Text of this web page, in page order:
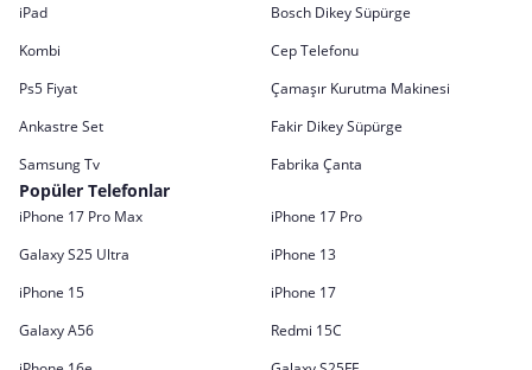
iPad
Bosch Dikey Süpürge
Kombi
Cep Telefonu
Ps5 Fiyat
Çamaşır Kurutma Makinesi
Ankastre Set
Fakir Dikey Süpürge
Samsung Tv
Fabrika Çanta
Popüler Telefonlar
iPhone 17 Pro Max
iPhone 17 Pro
Galaxy S25 Ultra
iPhone 13
iPhone 15
iPhone 17
Galaxy A56
Redmi 15C